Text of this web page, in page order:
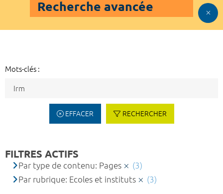
Recherche avancée
Mots-clés :
EFFACER RECHERCHER
FILTRES ACTIFS
Par type de contenu: Pages
(3)
Par rubrique: Ecoles et instituts
(3)